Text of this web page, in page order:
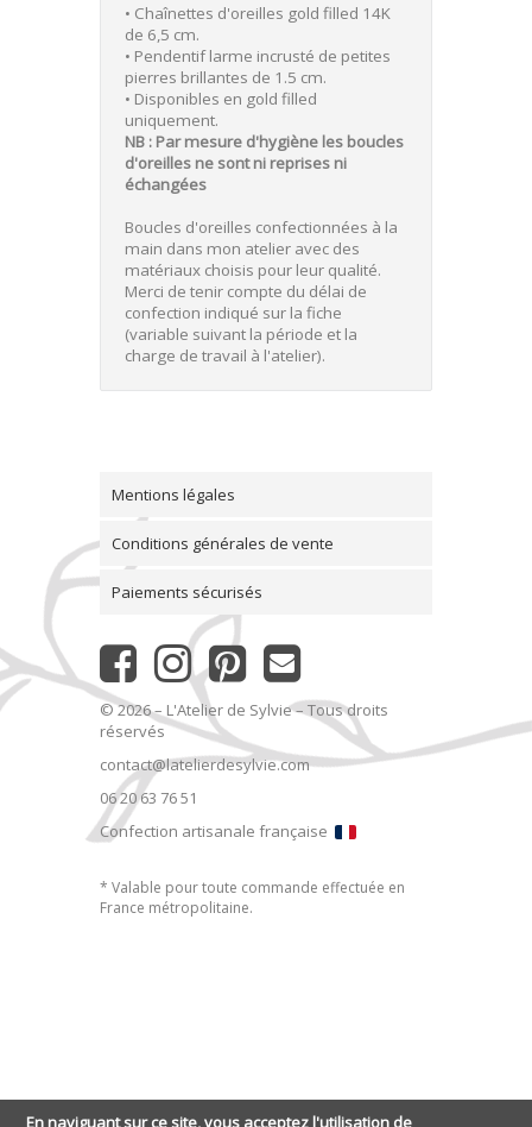
• Chaînettes d'oreilles gold filled 14K
de 6,5 cm.
• Pendentif larme incrusté de petites
pierres brillantes de 1.5 cm.
• Disponibles en gold filled
uniquement.
NB : Par mesure d'hygiène les boucles
d'oreilles ne sont ni reprises ni
échangées
Boucles d'oreilles confectionnées à la
main dans mon atelier avec des
matériaux choisis pour leur qualité.
Merci de tenir compte du délai de
confection indiqué sur la fiche
(variable suivant la période et la
charge de travail à l'atelier).
Mentions légales
Conditions générales de vente
Paiements sécurisés
© 2026 – L'Atelier de Sylvie – Tous droits
réservés
contact@latelierdesylvie.com
06 20 63 76 51
Confection artisanale française
* Valable pour toute commande effectuée en
France métropolitaine.
En naviguant sur ce site, vous acceptez l'utilisation de